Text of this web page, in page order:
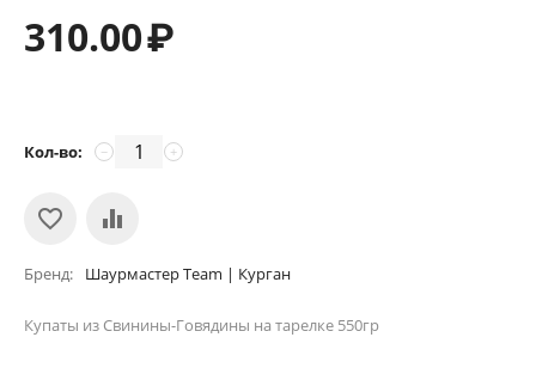
310.00₽
Кол-во: +
−
Бренд Шаурмастер Team | Курган
Купаты из Свинины-Говядины на тарелке 550гр